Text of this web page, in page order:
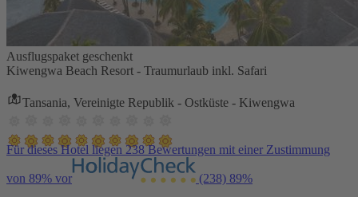
Ausflugspaket geschenkt
Kiwengwa Beach Resort - Traumurlaub inkl. Safari
Tansania, Vereinigte Republik - Ostküste - Kiwengwa
Für dieses Hotel liegen 238 Bewertungen mit einer Zustimmung
von 89% vor (238) 89%